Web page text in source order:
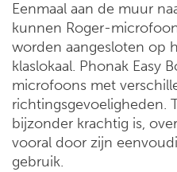
Eenmaal aan de muur
kunnen Roger-
worden aangesloten op
klaslokaal. Phonak Easy
microfoons met
richtingsgevoeligheden.
bijzonder krachtig is,
vooral door zijn
gebruik.